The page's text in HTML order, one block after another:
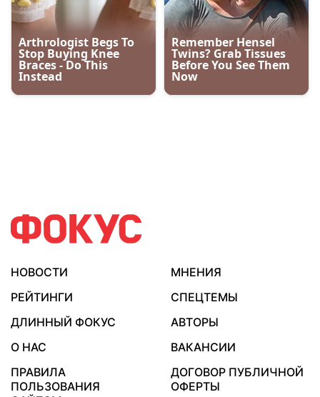
НОВОСТИ
МНЕНИЯ
РЕЙТИНГИ
СПЕЦТЕМЫ
ДЛИННЫЙ ФОКУС
АВТОРЫ
О НАС
ВАКАНСИИ
ПРАВИЛА
ПОЛЬЗОВАНИЯ
ДОГОВОР ПУБЛИЧНОЙ
ОФЕРТЫ